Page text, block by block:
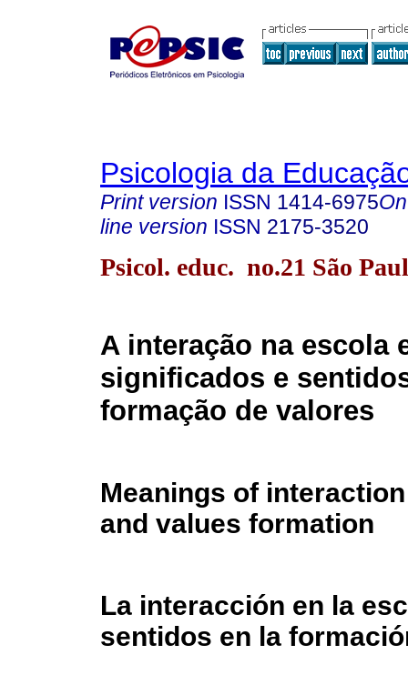
Psicologia da
Print version ISSN 1414-6975
line version ISSN 2175-3520
Psicol. educ. no.21 São
A interação na escola
significados e
formação de valores
Meanings of
and values formation
La interacción en la
sentidos en la